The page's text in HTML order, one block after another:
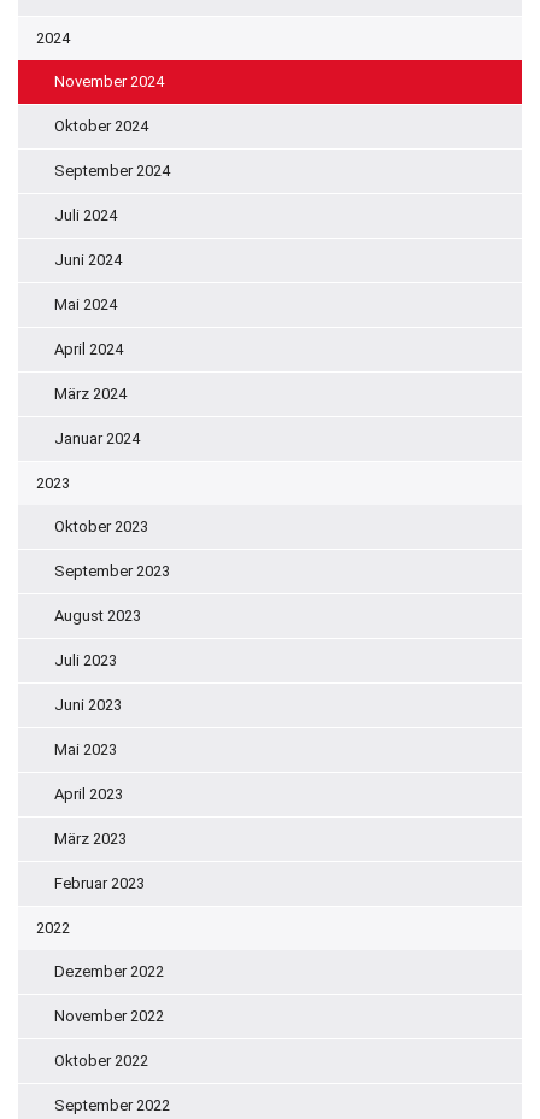
2024
November 2024
Oktober 2024
September 2024
Juli 2024
Juni 2024
Mai 2024
April 2024
März 2024
Januar 2024
2023
Oktober 2023
September 2023
August 2023
Juli 2023
Juni 2023
Mai 2023
April 2023
März 2023
Februar 2023
2022
Dezember 2022
November 2022
Oktober 2022
September 2022